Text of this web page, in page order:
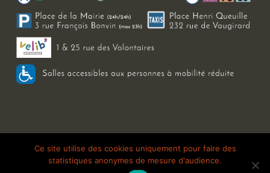
Copyright 2026 Le Bal Blomet | Tous droits réservés | Mentions légales
Galerie photo
Ce site utilise des cookies uniquement pour faire des
statistiques anonymes de mesure d'audience.